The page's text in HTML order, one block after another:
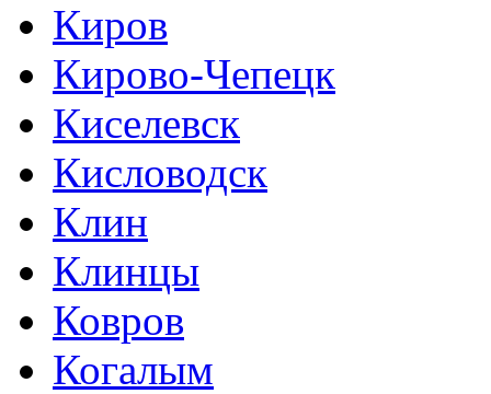
Киров
Кирово-Чепецк
Киселевск
Кисловодск
Клин
Клинцы
Ковров
Когалым